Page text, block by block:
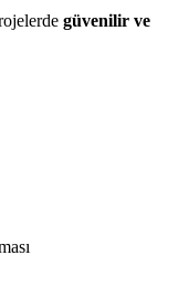
güvenilir ve